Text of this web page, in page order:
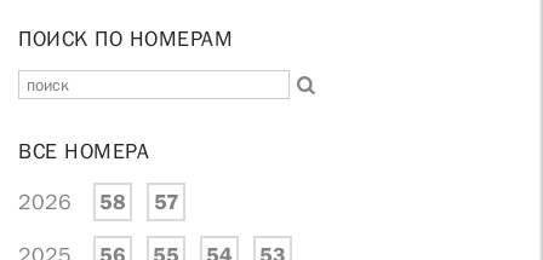
ПОИСК ПО НОМЕРАМ
ВСЕ НОМЕРА
2026 58 57